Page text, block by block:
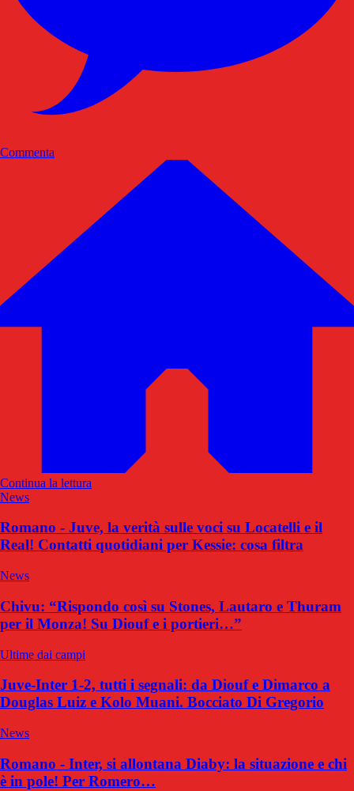
Commenta
Continua la lettura
News
Romano - Juve, la verità sulle voci su Locatelli e il
Real! Contatti quotidiani per Kessie: cosa filtra
News
Chivu: “Rispondo così su Stones, Lautaro e Thuram
per il Monza! Su Diouf e i portieri…”
Ultime dai campi
Juve-Inter 1-2, tutti i segnali: da Diouf e Dimarco a
Douglas Luiz e Kolo Muani. Bocciato Di Gregorio
News
Romano - Inter, si allontana Diaby: la situazione e chi
è in pole! Per Romero…